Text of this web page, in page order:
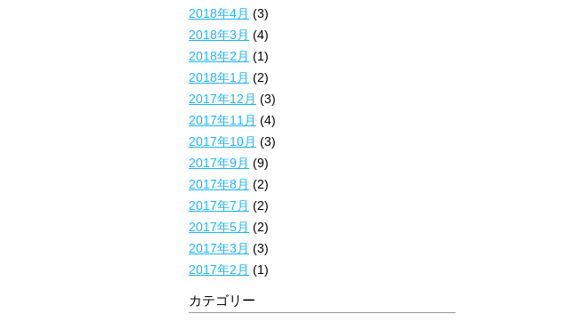
2018年4月 (3)
2018年3月 (4)
2018年2月 (1)
2018年1月 (2)
2017年12月 (3)
2017年11月 (4)
2017年10月 (3)
2017年9月 (9)
2017年8月 (2)
2017年7月 (2)
2017年5月 (2)
2017年3月 (3)
2017年2月 (1)
カテゴリー